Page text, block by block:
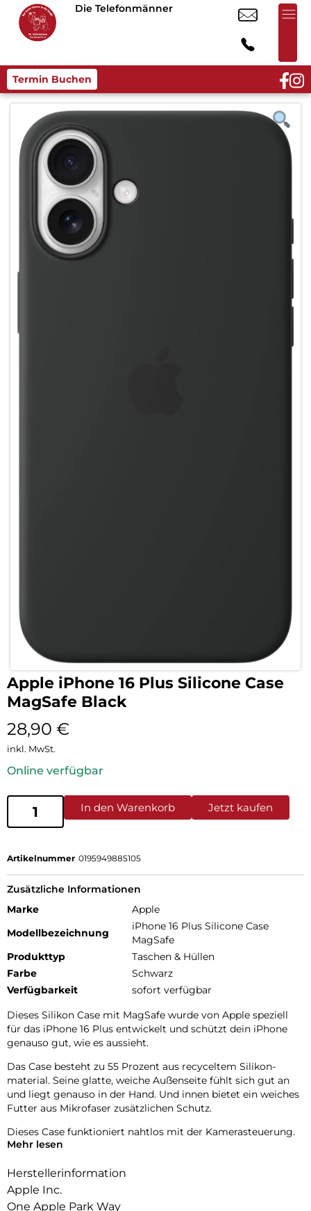
Die Telefonmänner
Termin Buchen
Apple iPhone 16 Plus Silicone Case
MagSafe Black
28,90 €
inkl. MwSt.
Online verfügbar
In den Warenkorb Jetzt kaufen
Artikelnummer 0195949885105
Zusätzliche Informationen
Marke
Apple
Modellbezeichnung
iPhone 16 Plus Silicone Case
MagSafe
Produkttyp
Taschen & Hüllen
Farbe
Schwarz
Verfügbarkeit
sofort verfügbar
Dieses Silikon Case mit MagSafe wurde von Apple speziell
für das iPhone 16 Plus entwickelt und schützt dein iPhone
genauso gut, wie es aussieht.
Das Case besteht zu 55 Prozent aus recyceltem Silikon­
material. Seine glatte, weiche Außenseite fühlt sich gut an
und liegt genauso in der Hand. Und innen bietet ein weiches
Futter aus Mikrofaser zusätzlichen Schutz.
Dieses Case funktioniert nahtlos mit der Kamera­steuerung.
Es hat eine Saphir­kappe mit einer leitenden Schicht, die die
steuerung erkennen kann.
Mit integrierten Magneten, die sich perfekt am iPhone 16
Mehr lesen
Herstellerinformation
Apple Inc.
One Apple Park Way